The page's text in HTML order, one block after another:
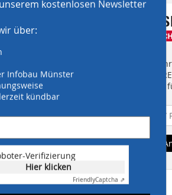
angenehmen
ist
sich kosten-
ausführung
Der neue
Dank des
und das bei
kostenlosen Newsletter
über:
Infobau Münster
kündbar
Verifizierung
Hier klicken
FriendlyCaptcha ⇗
Finden Sie
Suchmaschine